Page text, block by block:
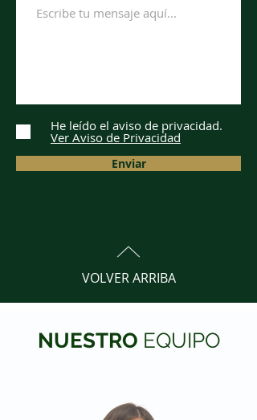
He leído el aviso de privacidad.
Ver Aviso de Privacidad
Enviar
VOLVER ARRIBA
NUESTRO EQUIPO